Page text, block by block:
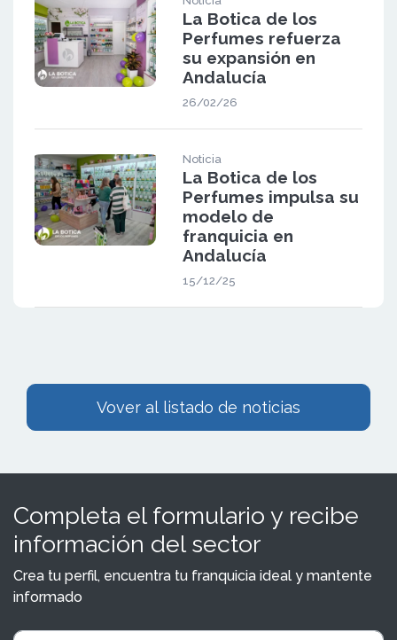
La Botica de los
Perfumes refuerza
su expansión en
Andalucía
26/02/26
Noticia
La Botica de los
Perfumes impulsa su
modelo de
franquicia en
Andalucía
15/12/25
Vover al listado de noticias
Completa el formulario y recibe
información del sector
Crea tu perfil, encuentra tu franquicia ideal y mantente
informado